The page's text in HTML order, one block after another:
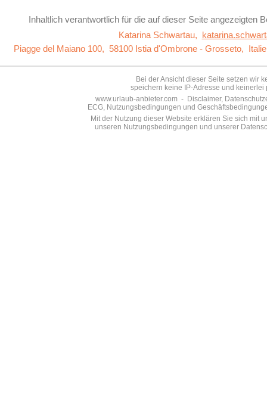
Inhaltlich verantwortlich für die auf dieser Seite angezeigten
Katarina Schwartau,
Piagge del Maiano 100, 58100 Istia d'Ombrone - Grosseto,
Bei der Ansicht dieser Seite setzen wir
speichern keine IP-Adresse und keinerlei
www.urlaub-anbieter.com - Disclaimer,
ECG, Nutzungsbedingungen und
Mit der Nutzung dieser Website erklären Sie sich mit
unseren Nutzungsbedingungen und unserer